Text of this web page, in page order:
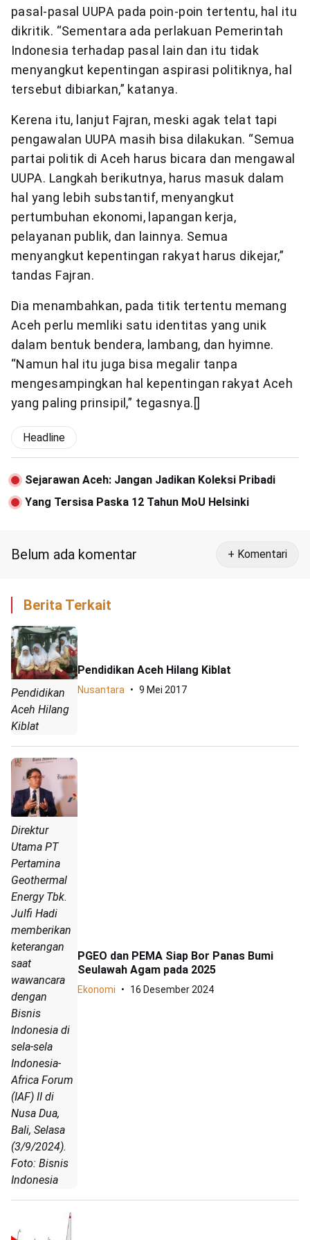
pasal-pasal UUPA pada poin-poin tertentu, hal itu
dikritik. “Sementara ada perlakuan Pemerintah
Indonesia terhadap pasal lain dan itu tidak
menyangkut kepentingan aspirasi politiknya, hal
tersebut dibiarkan,” katanya.
Kerena itu, lanjut Fajran, meski agak telat tapi
pengawalan UUPA masih bisa dilakukan. “Semua
partai politik di Aceh harus bicara dan mengawal
UUPA. Langkah berikutnya, harus masuk dalam
hal yang lebih substantif, menyangkut
pertumbuhan ekonomi, lapangan kerja,
pelayanan publik, dan lainnya. Semua
menyangkut kepentingan rakyat harus dikejar,”
tandas Fajran.
Dia menambahkan, pada titik tertentu memang
Aceh perlu memliki satu identitas yang unik
dalam bentuk bendera, lambang, dan hyimne.
“Namun hal itu juga bisa megalir tanpa
mengesampingkan hal kepentingan rakyat Aceh
yang paling prinsipil,” tegasnya.[]
Headline
Sejarawan Aceh: Jangan Jadikan Koleksi Pribadi
Yang Tersisa Paska 12 Tahun MoU Helsinki
Belum ada komentar + Komentari
Berita Terkait
Pendidikan
Aceh Hilang
Kiblat
Pendidikan Aceh Hilang Kiblat
Nusantara 9 Mei 2017
Direktur
Utama PT
Pertamina
Geothermal
Energy Tbk.
Julfi Hadi
memberikan
keterangan
saat
wawancara
dengan
Bisnis
Indonesia di
sela-sela
Indonesia-
Africa Forum
(IAF) II di
Nusa Dua,
Bali, Selasa
(3/9/2024).
Foto: Bisnis
Indonesia
PGEO dan PEMA Siap Bor Panas Bumi
Seulawah Agam pada 2025
Ekonomi 16 Desember 2024